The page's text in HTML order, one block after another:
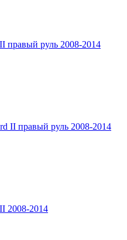
правый руль 2008-2014
II правый руль 2008-2014
2008-2014